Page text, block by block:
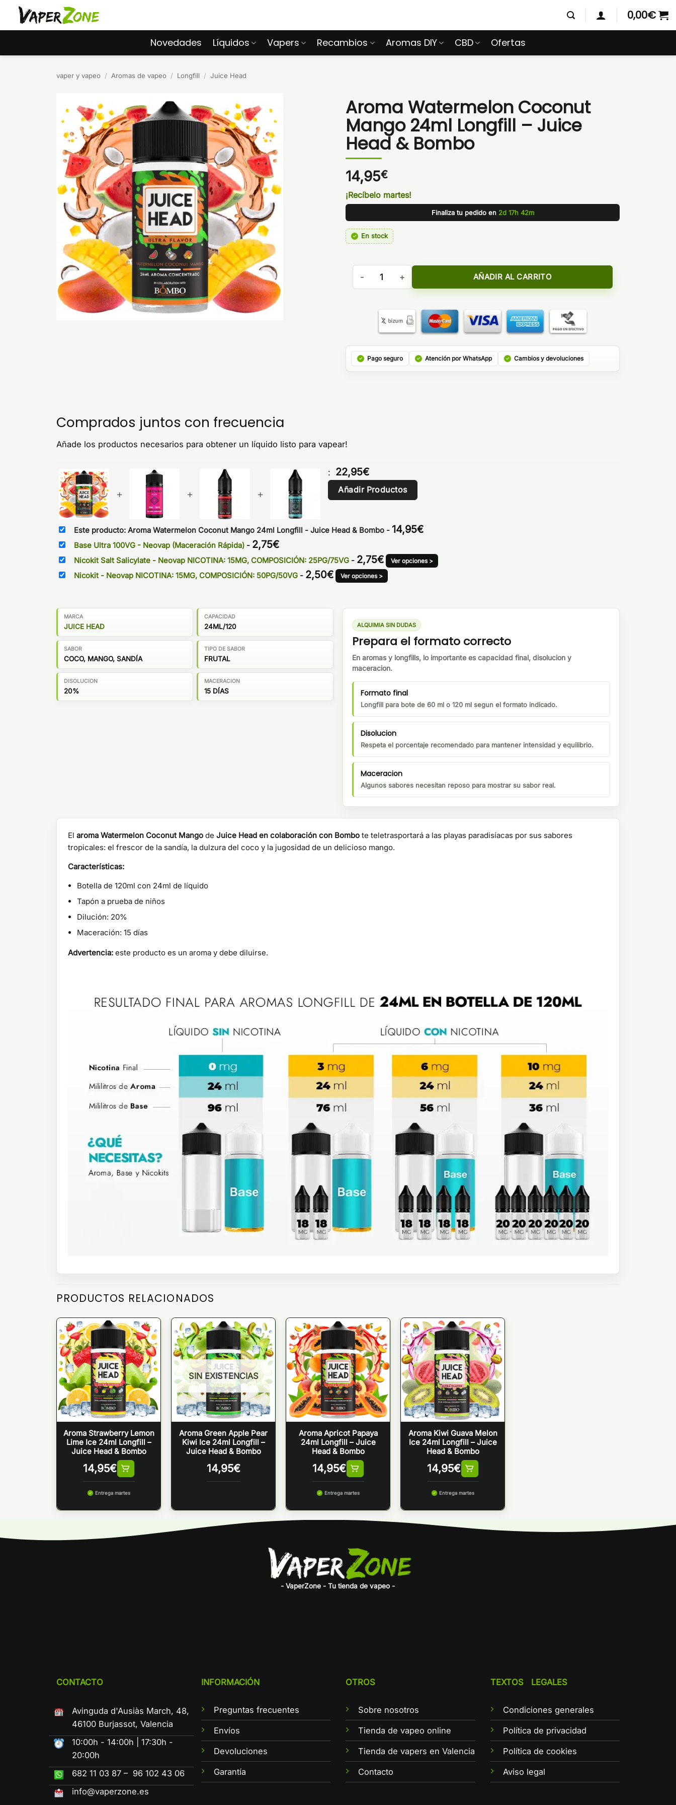
Saltar
contenido
0,00€
Novedades Líquidos Vapers Recambios Aromas DIY CBD Ofertas
vaper y vapeo / Aromas de vapeo / Longfill / Juice Head
Aroma Watermelon Coconut
Mango 24ml Longfill – Juice
Head & Bombo
14,95€
¡Recíbelo martes!
Finaliza tu pedido en 2d 17h 42m
En stock
Aroma Watermelon Coconut Mango 24ml Longfill - Juice Head & Bombo cantidad
AÑADIR AL CARRITO
Pago seguro Atención por WhatsApp Cambios y devoluciones
Comprados juntos con frecuencia
Añade los productos necesarios para obtener un líquido listo para vapear!
+ + +
: 22,95€
Añadir Productos
Este producto: Aroma Watermelon Coconut Mango 24ml Longfill - Juice Head & Bombo - 14,95€
Base Ultra 100VG - Neovap (Maceración Rápida) - 2,75€
Nicokit Salt Salicylate - Neovap NICOTINA: 15MG, COMPOSICIÓN: 25PG/75VG - 2,75€ Ver opciones >
Nicokit - Neovap NICOTINA: 15MG, COMPOSICIÓN: 50PG/50VG - 2,50€ Ver opciones >
MARCA
JUICE HEAD
CAPACIDAD
24ML/120
SABOR
COCO, MANGO, SANDÍA
TIPO DE SABOR
FRUTAL
DISOLUCION
20%
MACERACION
15 DÍAS
ALQUIMIA SIN DUDAS
Prepara el formato correcto
En aromas y longfills, lo importante es capacidad final, disolucion y
maceracion.
Formato final
Longfill para bote de 60 ml o 120 ml segun el formato indicado.
Disolucion
Respeta el porcentaje recomendado para mantener intensidad y equilibrio.
Maceracion
Algunos sabores necesitan reposo para mostrar su sabor real.
El aroma Watermelon Coconut Mango de Juice Head en colaboración con Bombo te teletrasportará a las playas paradisíacas por sus sabores
tropicales: el frescor de la sandía, la dulzura del coco y la jugosidad de un delicioso mango.
Características:
Botella de 120ml con 24ml de líquido
Tapón a prueba de niños
Dilución: 20%
Maceración: 15 días
Advertencia: este producto es un aroma y debe diluirse.
PRODUCTOS RELACIONADOS
Aroma Strawberry Lemon
Lime Ice 24ml Longfill –
Juice Head & Bombo
14,95€
Entrega martes
SIN EXISTENCIAS
Aroma Green Apple Pear
Kiwi Ice 24ml Longfill –
Juice Head & Bombo
14,95€
Aroma Apricot Papaya
24ml Longfill – Juice
Head & Bombo
14,95€
Entrega martes
Aroma Kiwi Guava Melon
Ice 24ml Longfill – Juice
Head & Bombo
14,95€
Entrega martes
- VaperZone - Tu tienda de vapeo -
CONTACTO
Avinguda d'Ausiàs March, 48,
46100 Burjassot, Valencia
10:00h - 14:00h | 17:30h -
20:00h
682 11 03 87 – 96 102 43 06
info@vaperzone.es
INFORMACIÓN
Preguntas frecuentes
Envíos
Devoluciones
Garantía
OTROS
Sobre nosotros
Tienda de vapeo online
Tienda de vapers en Valencia
Contacto
TEXTOS LEGALES
Condiciones generales
Política de privacidad
Política de cookies
Aviso legal